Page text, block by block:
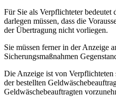
Für Sie als Verpflichteter bedeutet
darlegen müssen, dass die
der Übertragung nicht vorliegen.
Sie müssen ferner in der Anzeige
Sicherungsmaßnahmen
Die Anzeige ist von Verpflichteten
der bestellten
Geldwäschebeauftragten